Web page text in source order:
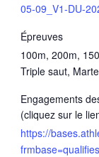
05-09_V1-DU-
Épreuves
100m, 200m,
Triple saut,
Engagements
(cliquez sur le
https://